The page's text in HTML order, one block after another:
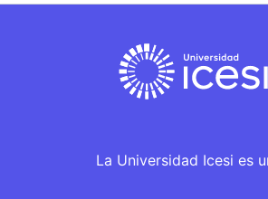
La Universidad Icesi es